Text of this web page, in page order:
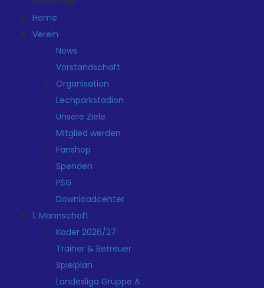
Home
Verein
News
Vorstandschaft
Organisation
Lechparkstadion
Unsere Ziele
Mitglied werden
Fanshop
Spenden
PSG
Downloadcenter
1. Mannschaft
Kader 2026/27
Trainer & Betreuer
Spielplan
Landesliga Gruppe A